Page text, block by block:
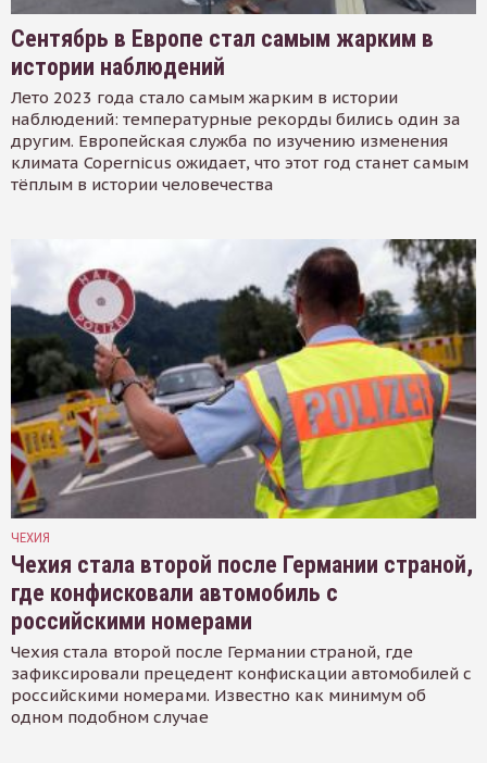
Сентябрь в Европе стал самым жарким в
истории наблюдений
Лето 2023 года стало самым жарким в истории
наблюдений: температурные рекорды бились один за
другим. Европейская служба по изучению изменения
климата Copernicus ожидает, что этот год станет самым
тёплым в истории человечества
ЧЕХИЯ
Чехия стала второй после Германии страной,
где конфисковали автомобиль с
российскими номерами
Чехия стала второй после Германии страной, где
зафиксировали прецедент конфискации автомобилей с
российскими номерами. Известно как минимум об
одном подобном случае